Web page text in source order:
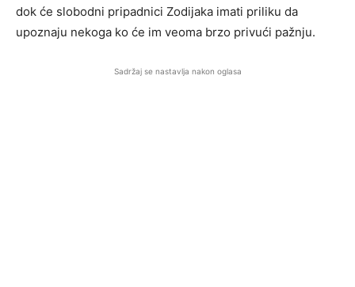
dok će slobodni pripadnici Zodijaka imati priliku da
upoznaju nekoga ko će im veoma brzo privući pažnju.
Sadržaj se nastavlja nakon oglasa